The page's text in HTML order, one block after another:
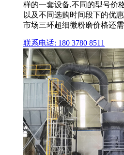
样的一套设备,不同的型号价
以及不同选购时间段下的优
市场三环超细微粉磨价格还
联系电话: 180 3780 8511